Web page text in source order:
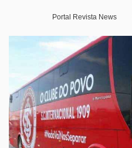
Portal Revista News